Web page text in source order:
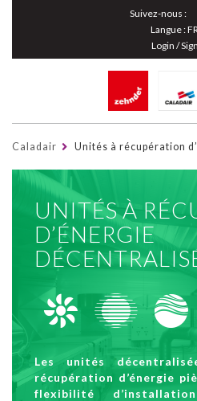
Suivez-nous :
Langue :
Login /
Caladair Unités à récupération
UNITÉS À
D’ÉNERGIE
Les unités
récupération d’énergie
flexibilité
Cookies management panel